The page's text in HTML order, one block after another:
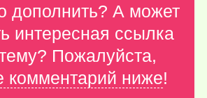
дополнить? А может
интересная ссылка
Пожалуйста,
комментарий ниже!